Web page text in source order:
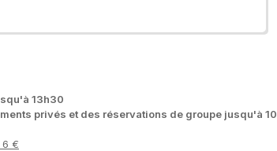
13h30
privés et des réservations de groupe jusqu'à
6 €